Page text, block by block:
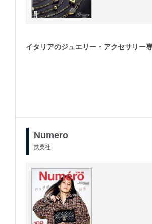
イタリアのジュエリー・アクセサリー
Numero
扶桑社